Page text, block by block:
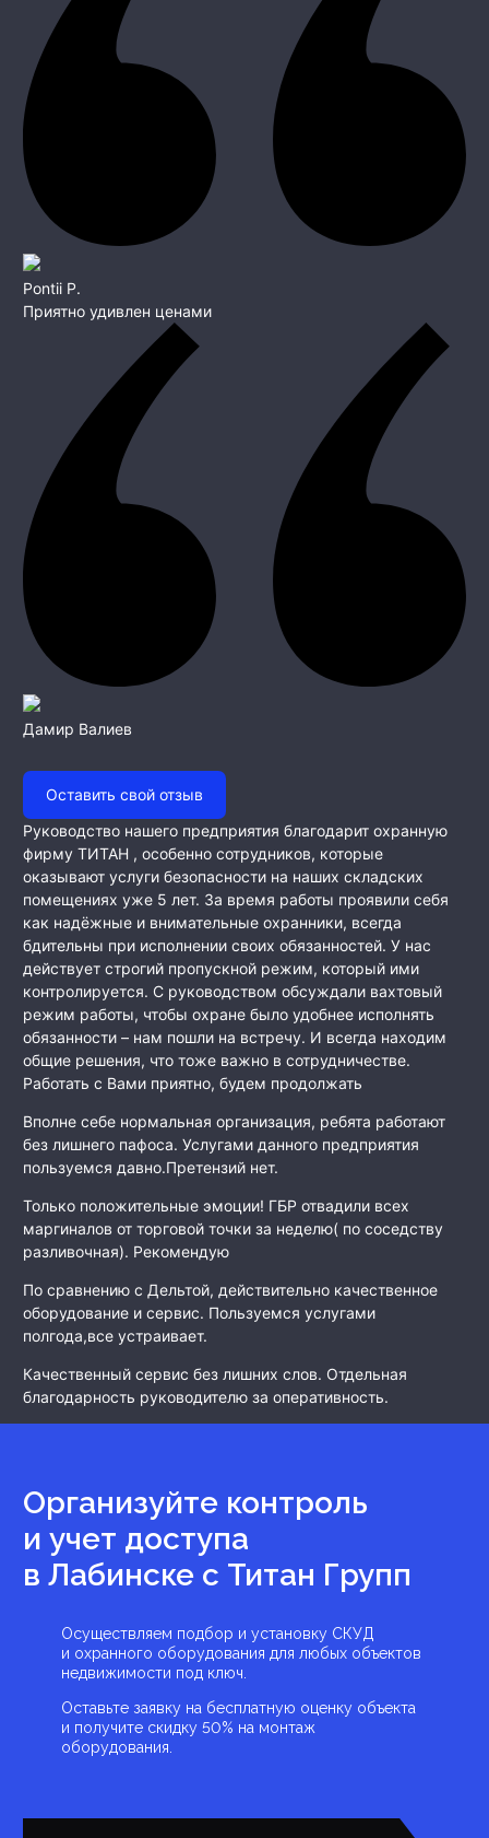
Pontii P.
Приятно удивлен ценами
Дамир Валиев
Оставить свой отзыв
Руководство нашего предприятия благодарит охранную
фирму ТИТАН , особенно сотрудников, которые
оказывают услуги безопасности на наших складских
помещениях уже 5 лет. За время работы проявили себя
как надёжные и внимательные охранники, всегда
бдительны при исполнении своих обязанностей. У нас
действует строгий пропускной режим, который ими
контролируется. С руководством обсуждали вахтовый
режим работы, чтобы охране было удобнее исполнять
обязанности – нам пошли на встречу. И всегда находим
общие решения, что тоже важно в сотрудничестве.
Работать с Вами приятно, будем продолжать
Вполне себе нормальная организация, ребята работают
без лишнего пафоса. Услугами данного предприятия
пользуемся давно.Претензий нет.
Только положительные эмоции! ГБР отвадили всех
маргиналов от торговой точки за неделю( по соседству
разливочная). Рекомендую
По сравнению с Дельтой, действительно качественное
оборудование и сервис. Пользуемся услугами
полгода,все устраивает.
Качественный сервис без лишних слов. Отдельная
благодарность руководителю за оперативность.
Организуйте контроль
и учет доступа
в Лабинске с Титан Групп
Осуществляем подбор и установку СКУД
и охранного оборудования для любых объектов
недвижимости под ключ.
Оставьте заявку на бесплатную оценку объекта
и получите скидку 50% на монтаж
оборудования.